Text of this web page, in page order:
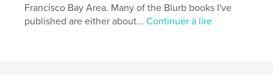
Francisco Bay Area. Many of the Blurb books I've
published are either about...Continuer à lire